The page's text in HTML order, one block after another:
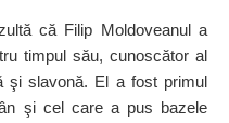
că Filip Moldoveanul a
timpul său, cunoscător al
şi slavonă. El a fost primul
şi cel care a pus bazele